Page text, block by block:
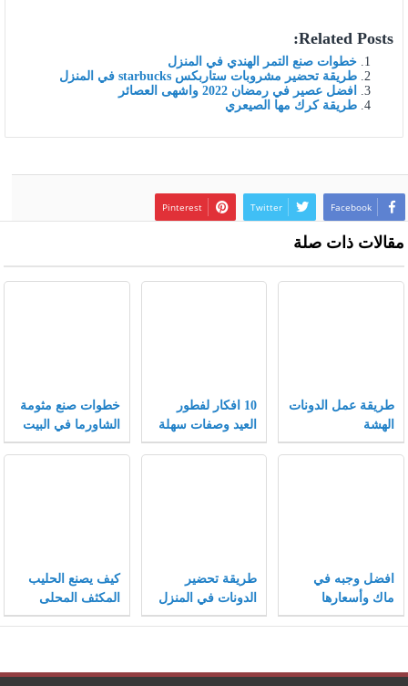
Related Posts:
خطوات صنع التمر الهندي في المنزل
طريقة تحضير مشروبات ستاربكس starbucks في المنزل
افضل عصير في رمضان 2022 واشهى العصائر
طريقة كرك مها الصيعري
Facebook
Twitter
Pinterest
مقالات ذات صلة
طريقة عمل الدونات
الهشة
10 افكار لفطور
العيد وصفات سهلة
وسريعة لفطور
خطوات صنع مثومة
الشاورما في البيت
افضل وجبه في
ماك وأسعارها
طريقة تحضير
الدونات في المنزل
مثل المحلات
كيف يصنع الحليب
المكثف المحلى
وفيما يستخدم